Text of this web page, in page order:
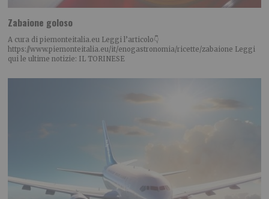
Zabaione goloso
A cura di piemonteitalia.eu Leggi l’articolo👇
https://www.piemonteitalia.eu/it/enogastronomia/ricette/zabaione Leggi
qui le ultime notizie: IL TORINESE